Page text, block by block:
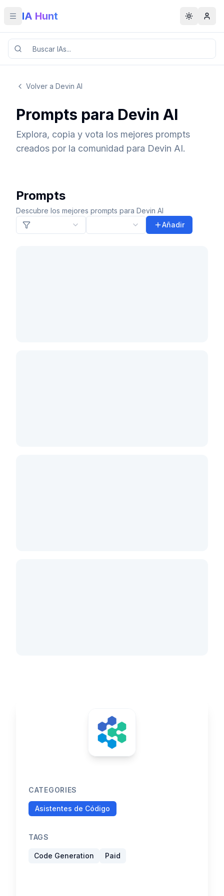
Toggle menu
IA Hunt Toggle
Volver a Devin AI
Prompts para Devin AI
Explora, copia y vota los mejores prompts
creados por la comunidad para Devin AI.
Prompts
Descubre los mejores prompts para Devin AI
Añadir
CATEGORIES
Asistentes de Código
TAGS
Code Generation Paid